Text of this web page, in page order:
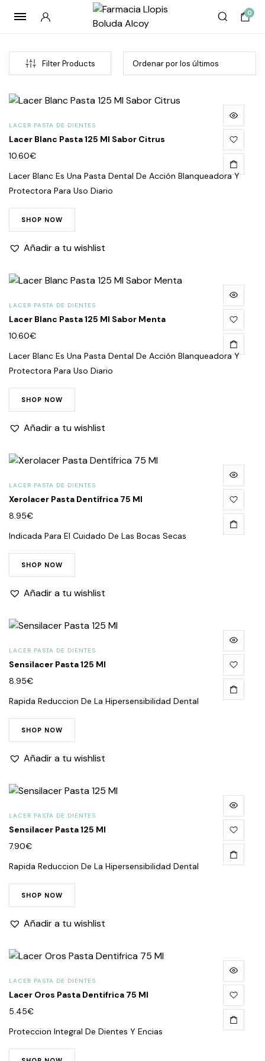
0
Filter Products
LACER PASTA DE DIENTES
Lacer Blanc Pasta 125 Ml Sabor Citrus
10.60€
Lacer Blanc Es Una Pasta Dental De Acción Blanqueadora Y
Protectora Para Uso Diario
SHOP NOW
Añadir a tu wishlist
LACER PASTA DE DIENTES
Lacer Blanc Pasta 125 Ml Sabor Menta
10.60€
Lacer Blanc Es Una Pasta Dental De Acción Blanqueadora Y
Protectora Para Uso Diario
SHOP NOW
Añadir a tu wishlist
LACER PASTA DE DIENTES
Xerolacer Pasta Dentífrica 75 Ml
8.95€
Indicada Para El Cuidado De Las Bocas Secas
SHOP NOW
Añadir a tu wishlist
LACER PASTA DE DIENTES
Sensilacer Pasta 125 Ml
8.95€
Rapida Reduccion De La Hipersensibilidad Dental
SHOP NOW
Añadir a tu wishlist
LACER PASTA DE DIENTES
Sensilacer Pasta 125 Ml
7.90€
Rapida Reduccion De La Hipersensibilidad Dental
SHOP NOW
Añadir a tu wishlist
LACER PASTA DE DIENTES
Lacer Oros Pasta Dentifrica 75 Ml
5.45€
Proteccion Integral De Dientes Y Encias